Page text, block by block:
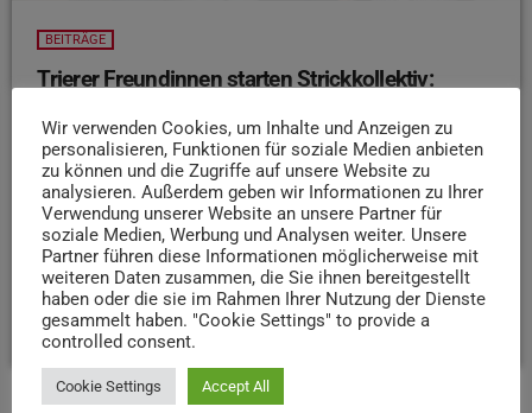
BEITRÄGE
Trierer Freundinnen starten Strickkollektiv:
Laura, Maria und Leona sind leidenschaftliche
Strickerinnen & Häklerinnen - aber in Trier hat für sie das
passende Angebot gefehlt!
Was mit einem kleinen
Strick- und Häkelkreis unter Freundinnen gestartet hat,
wurde zu einem neuen Kollektiv: "Strisco"! Im Interview
verraten uns die drei mehr darüber.
today 19. MÄRZ 2026 119 5 2
Wir verwenden Cookies, um Inhalte und Anzeigen zu
personalisieren, Funktionen für soziale Medien anbieten
zu können und die Zugriffe auf unsere Website zu
analysieren. Außerdem geben wir Informationen zu Ihrer
Verwendung unserer Website an unsere Partner für
soziale Medien, Werbung und Analysen weiter. Unsere
Partner führen diese Informationen möglicherweise mit
weiteren Daten zusammen, die Sie ihnen bereitgestellt
haben oder die sie im Rahmen Ihrer Nutzung der Dienste
gesammelt haben. "Cookie Settings" to provide a
controlled consent.
Cookie Settings Accept All